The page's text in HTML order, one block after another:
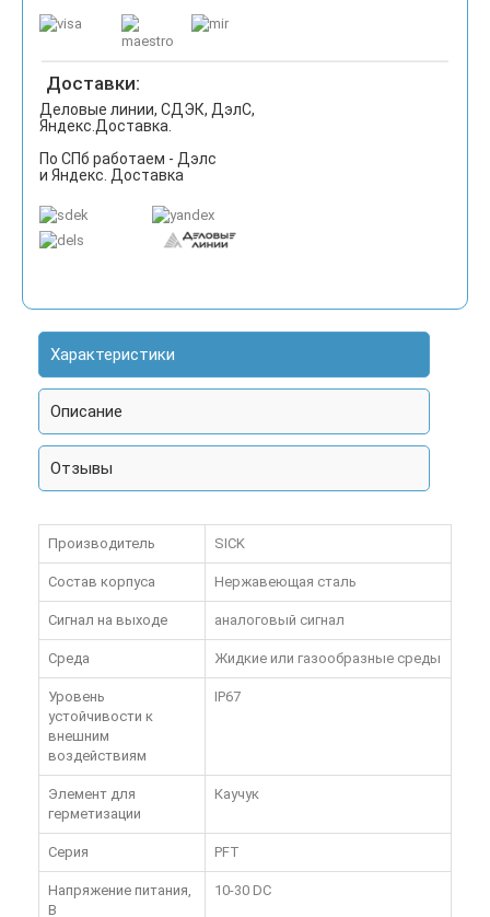
Доставки:
Деловые линии, СДЭК, ДэлС,
Яндекс.Доставка.
По СПб работаем - Дэлс
и Яндекс. Доставка
Характеристики
Описание
Отзывы
Производитель SICK
Состав корпуса Нержавеющая сталь
Сигнал на выходе аналоговый сигнал
Среда Жидкие или газообразные среды
Уровень
устойчивости к
внешним
воздействиям
IP67
Элемент для
герметизации
Каучук
Серия PFT
Напряжение питания,
В
10-30 DC